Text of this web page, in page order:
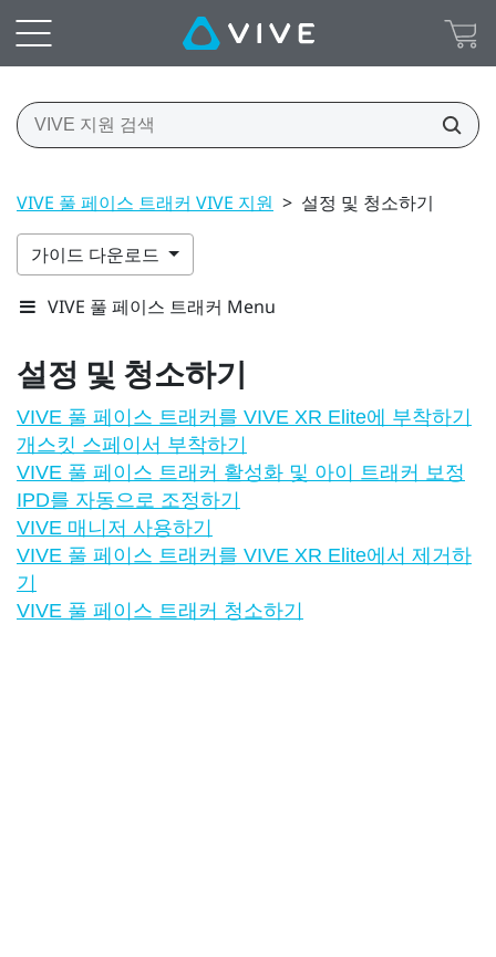
VIVE 풀 페이스 트래커 VIVE 지원 > 설정 및 청소하기
가이드 다운로드
VIVE 풀 페이스 트래커 Menu
설정 및 청소하기
VIVE 풀 페이스 트래커를 VIVE XR Elite에 부착하기
개스킷 스페이서 부착하기
VIVE 풀 페이스 트래커 활성화 및 아이 트래커 보정
IPD를 자동으로 조정하기
VIVE 매니저 사용하기
VIVE 풀 페이스 트래커를 VIVE XR Elite에서 제거하
기
VIVE 풀 페이스 트래커 청소하기